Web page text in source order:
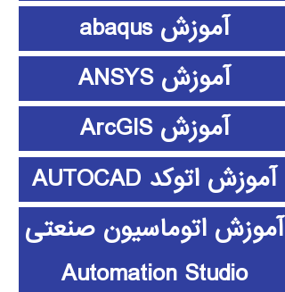
آموزش abaqus
آموزش ANSYS
آموزش ArcGIS
آموزش اتوکد AUTOCAD
آموزش اتوماسیون صنعتی
Automation Studio